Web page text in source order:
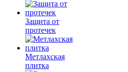
Защита от
протечек
Метлахская
плитка